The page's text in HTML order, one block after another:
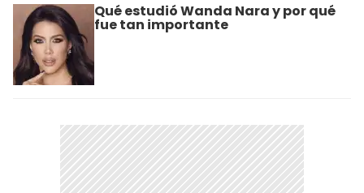
Qué estudió Wanda Nara y por qué
fue tan importante